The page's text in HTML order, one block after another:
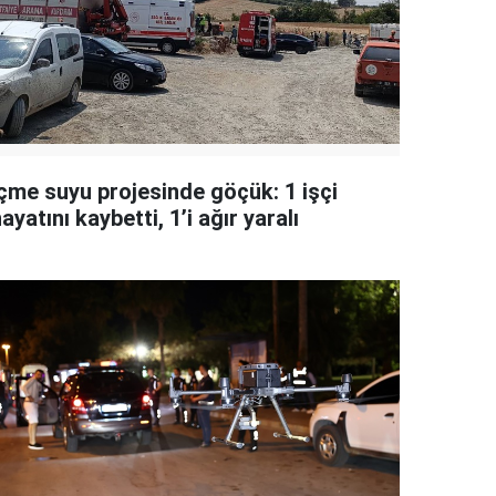
suyu projesinde göçük: 1 işçi
kaybetti, 1’i ağır yaralı